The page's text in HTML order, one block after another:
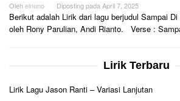
Olehelnuno Diposting pada April 7, 2025
Berikut adalah Lirik dari lagu berjudul Sampai
oleh Rony Parulian, Andi Rianto. Verse :
Lirik Terbaru
Lirik Lagu Jason Ranti – Variasi Lanjutan